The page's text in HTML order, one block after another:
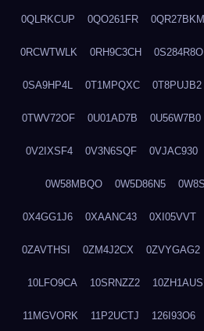
0QLRKCUP 0QO261FR 0QR27BKM
0RCWTWLK 0RH9C3CH 0S284R8O
0SA9HP4L 0T1MPQXC 0T8PUJB2
0TWV72OF 0U01AD7B 0U56W7B0
0V2IXSF4 0V3N6SQF 0VJAC930
0W58MBQO 0W5D86N5
0X4GG1J6 0XAANC43 0XI05VVT
0ZAVTHSI 0ZM4J2CX 0ZVYGAG2
10LFO9CA 10SRNZZ2 10ZH1AUS
11MGVORK 11P2UCTJ 126I93O6